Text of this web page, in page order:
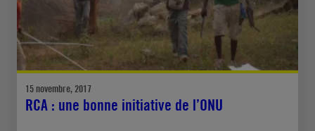
15 novembre, 2017
RCA : une bonne initiative de l’ONU